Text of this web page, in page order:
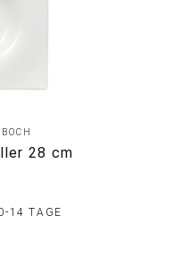
28 cm
14 TAGE